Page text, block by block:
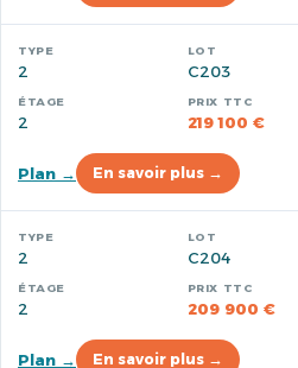
2 C203
2 219 100 €
Plan → En savoir plus →
2 C204
2 209 900 €
Plan → En savoir plus →